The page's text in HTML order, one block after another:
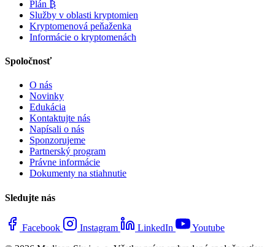
súhlas odvolať výberom možnosti „Nastavenia cookies“. Podrobné
informácie o používaní súborov cookie nájdete v našom
o ochrane osobných údajov.
Prijať cookies
Produkty
Nákup krypto
Krypto balíčky
Pravidelné platby (DCA)
Plán ₿
Služby v oblasti kryptomien
Kryptomenová peňaženka
Informácie o kryptomenách
Spoločnosť
Novinky